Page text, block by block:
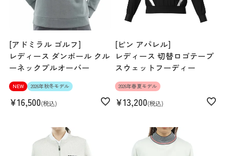
[アドミラル ゴルフ]
レディース ダンボール クル
ーネックプルオーバー
NEW 2026年秋冬モデル
¥16,500 税込
[ピン アパレル]
レディース 切替ロゴテープ
スウェットフーディー
2026年春夏モデル
¥13,200 税込